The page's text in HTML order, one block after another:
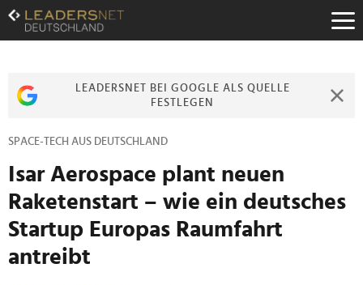
Zum
Inhalt
Zur
Zur
LEADERSNET BEI GOOGLE ALS QUELLE
FESTLEGEN
SPACE-TECH AUS DEUTSCHLAND
Isar Aerospace plant neuen
Raketenstart – wie ein deutsches
Startup Europas Raumfahrt
antreibt